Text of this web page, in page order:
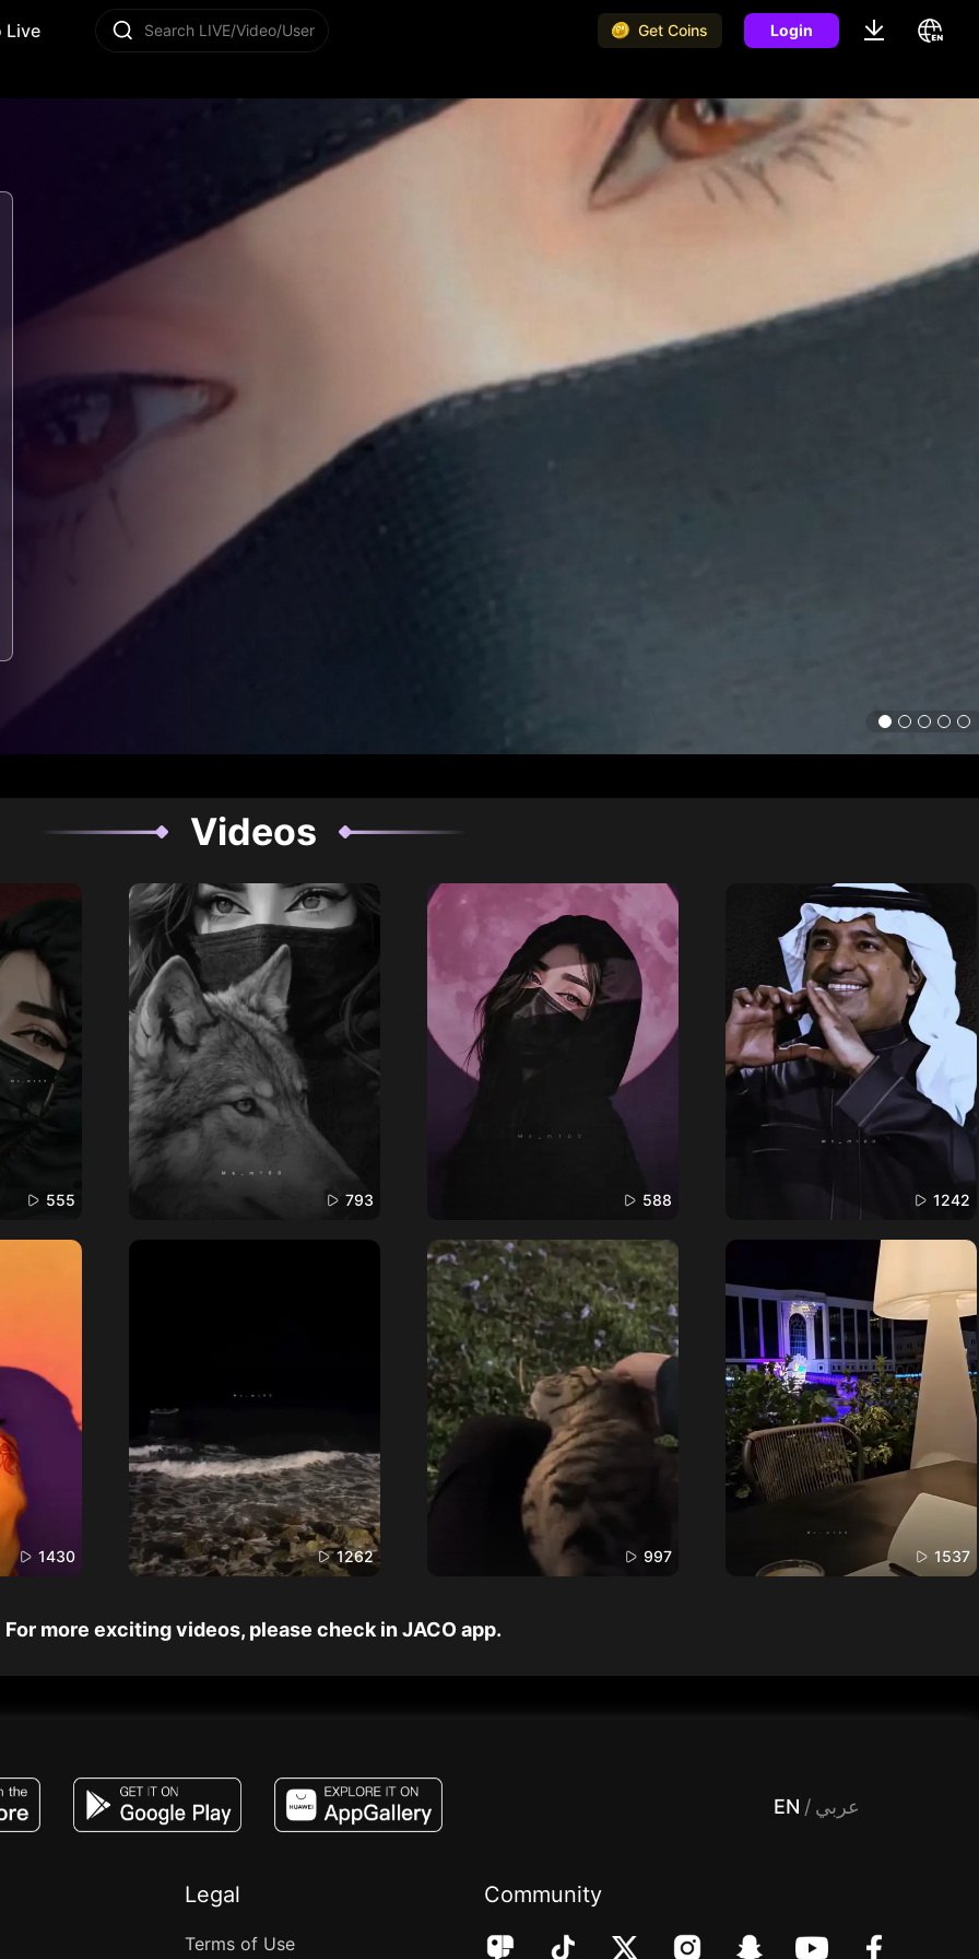
Live Search LIVE/Video/User Get Coins Login
Videos
555 793 588 1242
1430 1262 997 1537
For more exciting videos, please check in JACO app.
EN / عربي
Legal
Terms of Use
Community